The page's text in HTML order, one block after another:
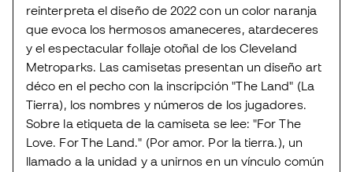
reinterpreta el diseño de 2022 con un color naranja
que evoca los hermosos amaneceres, atardeceres
y el espectacular follaje otoñal de los Cleveland
Metroparks. Las camisetas presentan un diseño art
déco en el pecho con la inscripción "The Land" (La
Tierra), los nombres y números de los jugadores.
Sobre la etiqueta de la camiseta se lee: "For The
Love. For The Land." (Por amor. Por la tierra.), un
llamado a la unidad y a unirnos en un vínculo común